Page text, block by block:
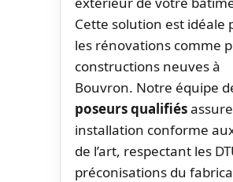
Cette solution est idéale
les rénovations comme
constructions neuves à
Bouvron. Notre équipe
poseurs qualifiés
installation conforme
de l’art, respectant les
préconisations du